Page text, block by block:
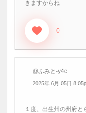
きますからね
0
@ふみと-y4c
2025年 6月 05日
１度、出生州の州府